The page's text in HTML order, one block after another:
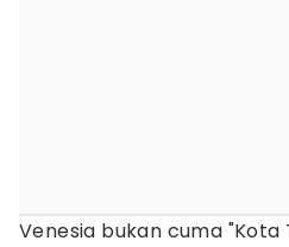
Venesia bukan cuma